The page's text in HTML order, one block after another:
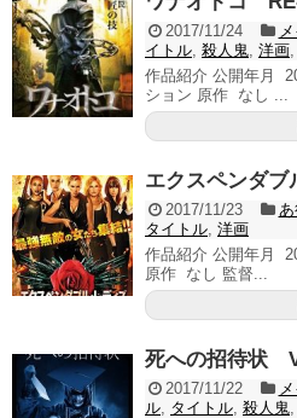
2017/11/24
イトル 殺人鬼 洋画
作品紹介 公開年月
ション 原作 なし ...
エクスペンダ
2017/11/23
タイトル 洋画
作品紹介 公開年月
原作 なし 監督...
死への招待状
2017/11/22
ル タイトル 殺人鬼